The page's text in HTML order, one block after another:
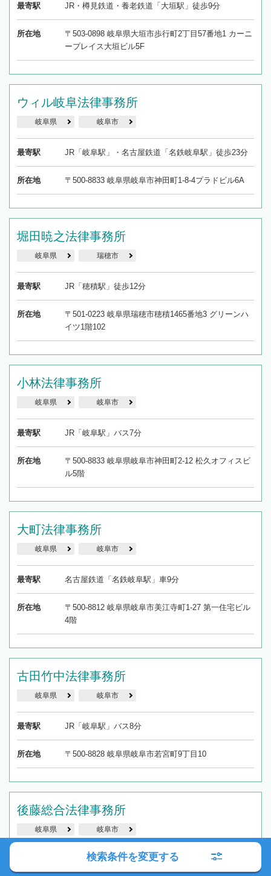
最寄駅 JR・樽見鉄道・養老鉄道「大垣駅」徒歩9分
所在地
〒503-0898 岐阜県大垣市歩行町2丁目57番地1 カーニ
ープレイス大垣ビル5F
ウィル岐阜法律事務所
岐阜県 岐阜市
最寄駅 JR「岐阜駅」・名古屋鉄道「名鉄岐阜駅」徒歩23分
所在地 〒500-8833 岐阜県岐阜市神田町1-8-4プラドビル6A
堀田暁之法律事務所
岐阜県 瑞穂市
最寄駅 JR「穂積駅」徒歩12分
所在地
〒501-0223 岐阜県瑞穂市穂積1465番地3 グリーンハ
イツ1階102
小林法律事務所
岐阜県 岐阜市
最寄駅 JR「岐阜駅」バス7分
所在地
〒500-8833 岐阜県岐阜市神田町2-12 松久オフィスビ
ル5階
大町法律事務所
岐阜県 岐阜市
最寄駅 名古屋鉄道「名鉄岐阜駅」車9分
所在地
〒500-8812 岐阜県岐阜市美江寺町1-27 第一住宅ビル
4階
古田竹中法律事務所
岐阜県 岐阜市
最寄駅 JR「岐阜駅」バス8分
所在地 〒500-8828 岐阜県岐阜市若宮町9丁目10
後藤総合法律事務所
岐阜県 岐阜市
JR「岐阜駅」徒歩7分
検索条件を変更する